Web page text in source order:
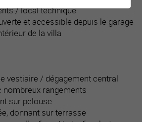
/ local technique
et accessible depuis le garage
de la villa
vestiaire / dégagement central
nombreux rangements
sur pelouse
donnant sur terrasse